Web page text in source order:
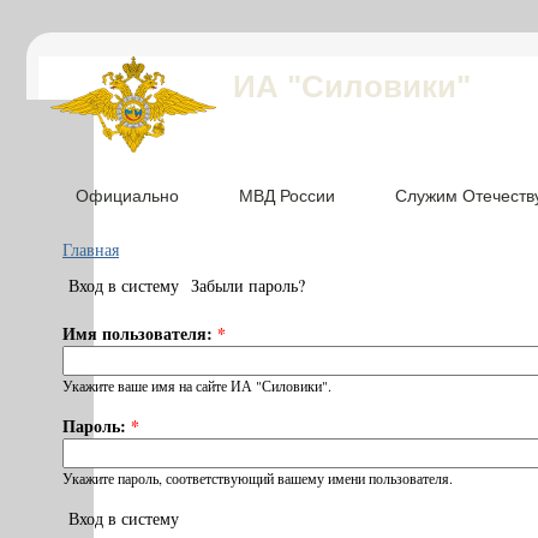
ИА "Силовики"
Официально МВД России Служим
Главная
Вход в систему Забыли пароль?
Имя пользователя: *
Укажите ваше имя на сайте ИА "Силовики".
Пароль: *
Укажите пароль, соответствующий вашему имени пользователя.
Вход в систему